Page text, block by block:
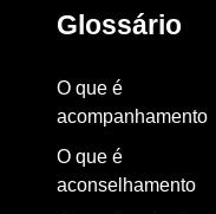
Glossário
O que é
acompanhamento
O que é
aconselhamento